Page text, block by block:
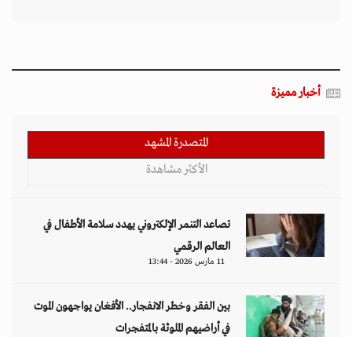
أخبار مميزة
المتصدرة المشهد
الأكثر مشاهدة
تصاعد التنمر الإلكتروني يهدد سلامة الأطفال في
العالم الرقمي
11 مارس 2026 - 13:44
بين الفقر وخطر الانفجار.. الأفغان يواجهون الموت
في أراضيهم الملوثة بالمتفجرات